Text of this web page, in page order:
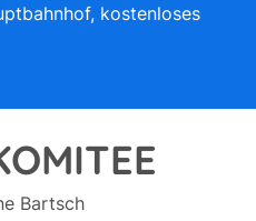
kostenloses
Bartsch